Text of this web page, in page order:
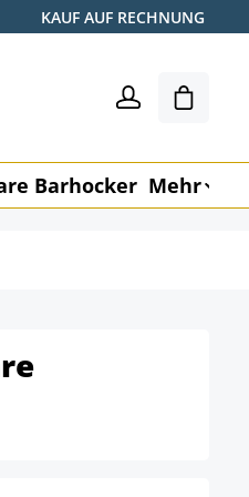
KAUF AUF RECHNUNG
Barhocker Mehr